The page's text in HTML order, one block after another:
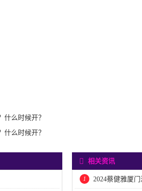
什么时候开？
什么时候开？
相关资讯
1 2024蔡健雅厦